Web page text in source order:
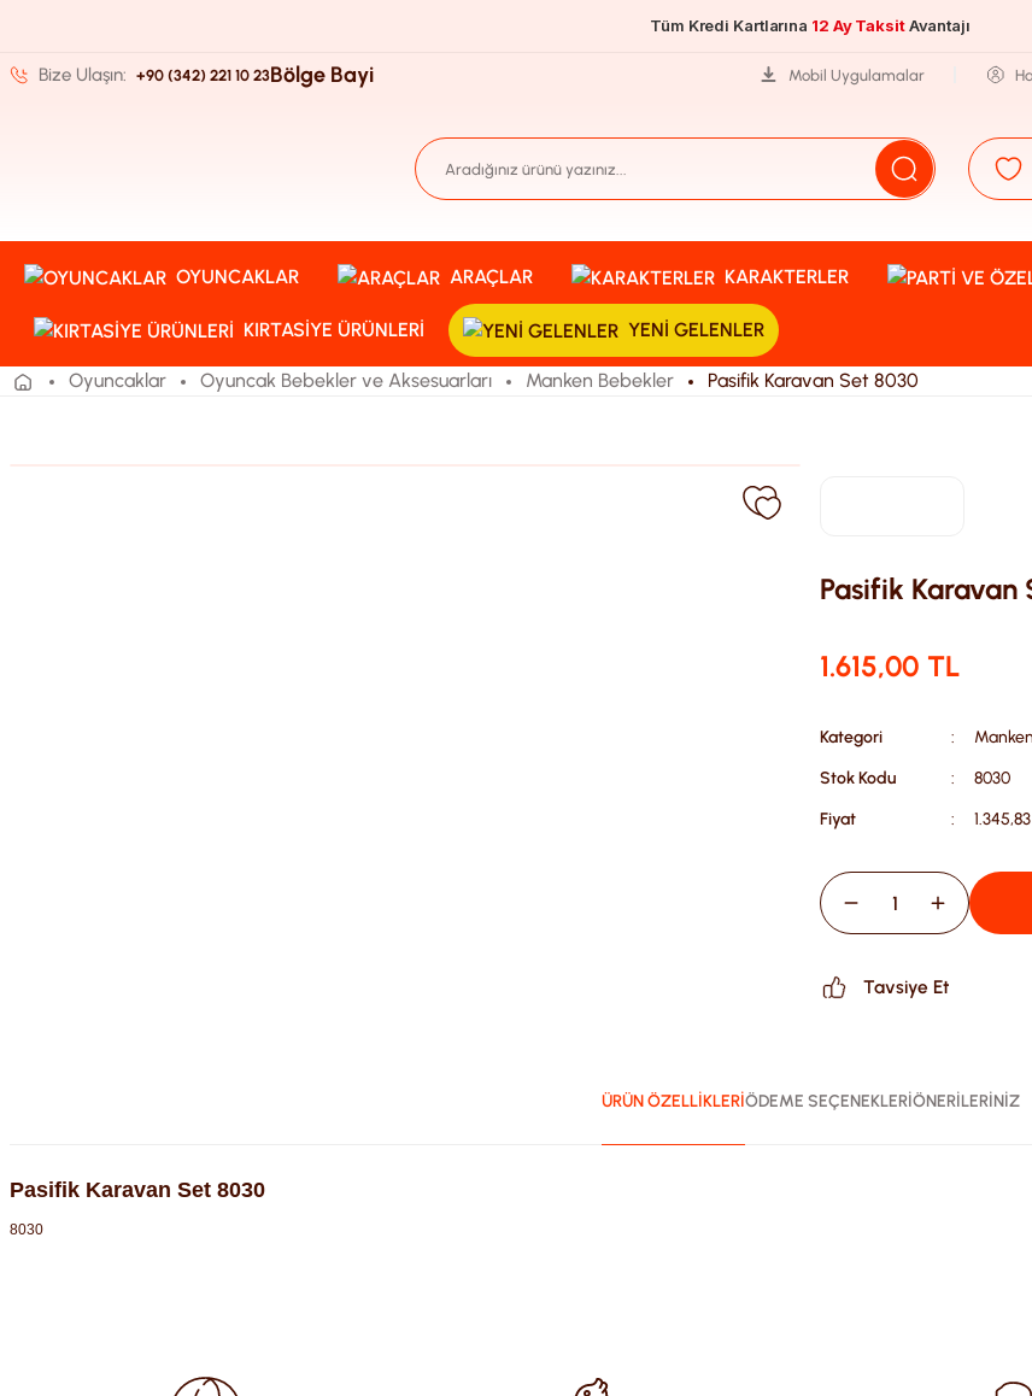
Tüm Kredi Kartlarına 12 Ay TaksitAvantajı
Bize Ulaşın: +90 (342) 221 10 23Bölge Bayi Mobil Uygulamalar
OYUNCAKLAR ARAÇLAR KARAKTERLER
KIRTASIYE ÜRÜNLERI YENI GELENLER
Oyuncaklar Oyuncak Bebekler ve Aksesuarları Manken Bebekler Pasifik Karavan Set 8030
Pasifik Karavan
1.615,00 TL
Kategori
Stok Kodu
8030
Fiyat
Tavsiye Et
ÜRÜN ÖZELLİKLERİÖDEME SEÇENEKLERİÖNERİLERİNİZ
Pasifik Karavan Set 8030
8030